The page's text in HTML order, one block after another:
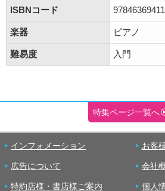
ISBNコード
楽器 ピアノ
難易度 入門
特集ページ一覧へ
インフォメーション お客
広告について 会社
特約店様・書店様ご案内 個人